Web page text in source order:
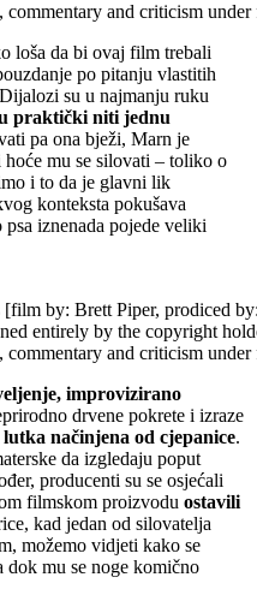
commentary and criticism under
loša da bi ovaj film trebali
po pitanju vlastitih
su u najmanju ruku
praktički niti jednu
pa ona bježi, Marn je
mu se silovati – toliko o
i to da je glavni lik
konteksta pokušava
iznenada pojede veliki
by: Brett Piper, prodiced
entirely by the copyright
commentary and criticism under
improvizirano
drvene pokrete i izraze
načinjena od cjepanice.
da izgledaju poput
producenti su se osjećali
filmskom proizvodu ostavili
kad jedan od silovatelja
možemo vidjeti kako se
dok mu se noge komično